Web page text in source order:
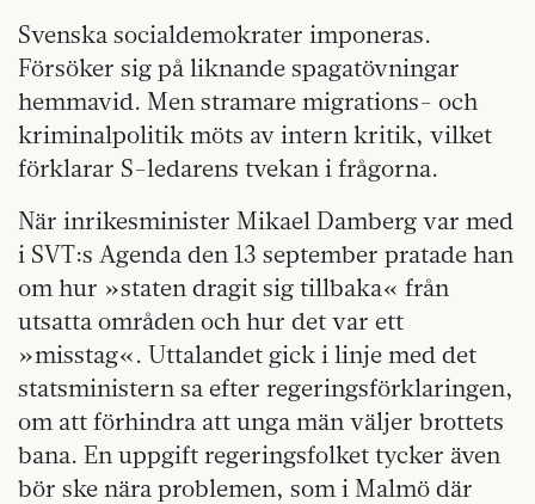
Svenska socialdemokrater imponeras.
Försöker sig på liknande spagatövningar
hemmavid. Men stramare migrations- och
kriminalpolitik möts av intern kritik, vilket
förklarar S-ledarens tvekan i frågorna.
När inrikesminister Mikael Damberg var med
i SVT:s Agenda den 13 september pratade han
om hur »staten dragit sig tillbaka« från
utsatta områden och hur det var ett
»misstag«. Uttalandet gick i linje med det
statsministern sa efter regeringsförklaringen,
om att förhindra att unga män väljer brottets
bana. En uppgift regeringsfolket tycker även
bör ske nära problemen, som i Malmö där